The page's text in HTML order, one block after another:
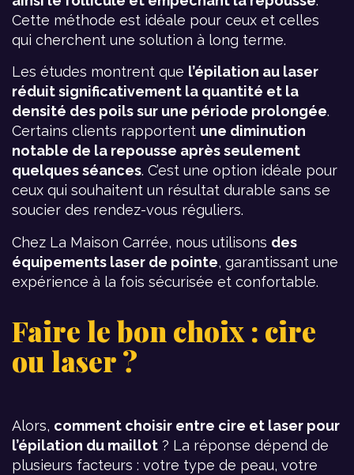
Cette méthode est idéale pour ceux et celles
qui cherchent une solution à long terme.
Les études montrent que l’épilation au laser
réduit significativement la quantité et la
densité des poils sur une période prolongée.
Certains clients rapportent une diminution
notable de la repousse après seulement
quelques séances. C’est une option idéale pour
ceux qui souhaitent un résultat durable sans se
soucier des rendez-vous réguliers.
Chez La Maison Carrée, nous utilisons des
équipements laser de pointe, garantissant une
expérience à la fois sécurisée et confortable.
Faire le bon choix : cire
ou laser ?
Alors, comment choisir entre cire et laser pour
l’épilation du maillot ? La réponse dépend de
plusieurs facteurs : votre type de peau, votre